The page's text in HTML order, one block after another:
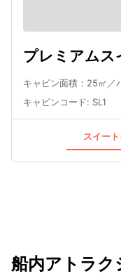
プレミアムス
キャビン面積：25㎡／
キャビンコード: SL1
スイー
船内アトラク